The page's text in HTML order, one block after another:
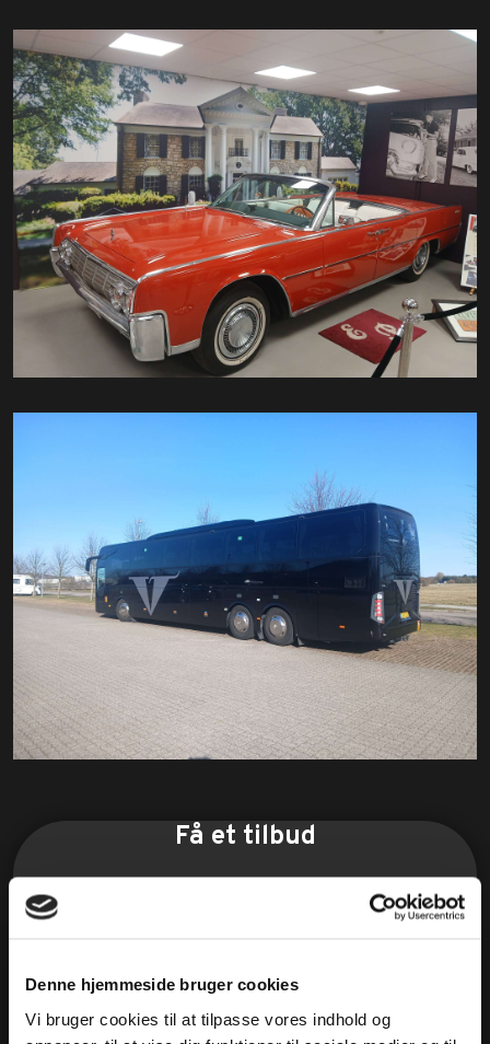
Denne hjemmeside bruger cookies
Vi bruger cookies til at tilpasse vores indhold og
Få et tilbud
Udfyld formularen herunder og vi vender tilbage med et
uforpligtende tilbud. * skal udfyldes. Du modtager en